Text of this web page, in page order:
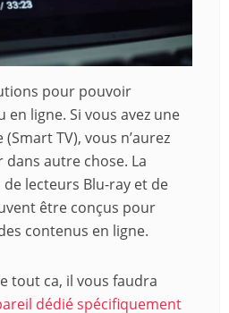
pour pouvoir
ligne. Si vous avez une
TV), vous n’aurez
dans autre chose. La
lecteurs Blu-ray et de
être conçus pour
contenus en ligne.
tout ca, il vous faudra
dédié spécifiquement